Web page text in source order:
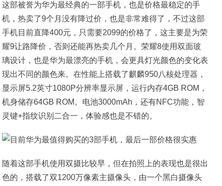
这部被誉为华为最经典的一部手机，也是价格最稳定的手
机，热卖了9个月没有降过价，也是非常难得了，不过这部
手机目前直降400元，只需要2099的价格了，这主要是为荣
耀9让路降价，否则还能再热卖几个月。荣耀8使用双面玻
璃设计，也是华为最漂亮的手机，会更具灯光颜色的变化表
现出不同的颜色来。在性能上搭载了麒麟950八核处理器，
显示屏5.2英寸1080P分辨率显示屏，运行内存4GB ROM，
机身储存64GB ROM。电池3000mAh，还有NFC功能，智
灵键+指纹识别二合一，体验感也是不错的。
随着这部手机使用双摄比较早，但在拍照上的表现也是很出
色的，搭载了双1200万像素主摄像头，由一个黑白摄像头